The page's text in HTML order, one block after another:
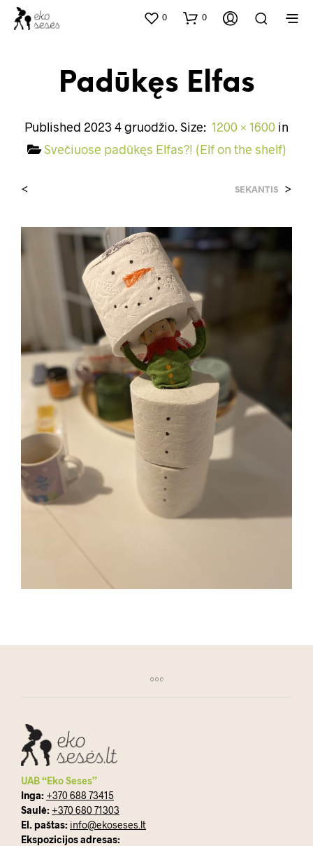
0 0
Padūkęs Elfas
Published 2023 4 gruodžio. Size: 1200 × 1600 in
Svečiuose padūkęs Elfas?! (Elf on the shelf)
< SEKANTIS >
UAB “Eko Seses”
Inga: +370 688 73415
Saulė: +370 680 71303
El. paštas: info@ekoseses.lt
Ekspozicijos adresas: